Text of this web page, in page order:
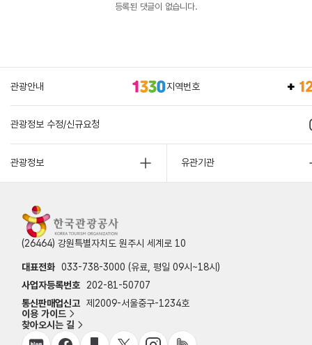
등록된 댓글이 없습니다.
관광안내 지역번호
관광정보 수정/신규요청
관광정보 유관기관
(26464) 강원특별자치도 원주시 세계로 10
대표전화 033-738-3000 (유료, 평일 09시~18시)
사업자등록번호
202-81-50707
통신판매업신고 제2009-서울중구-1234호
이용 가이드
찾아오시는 길